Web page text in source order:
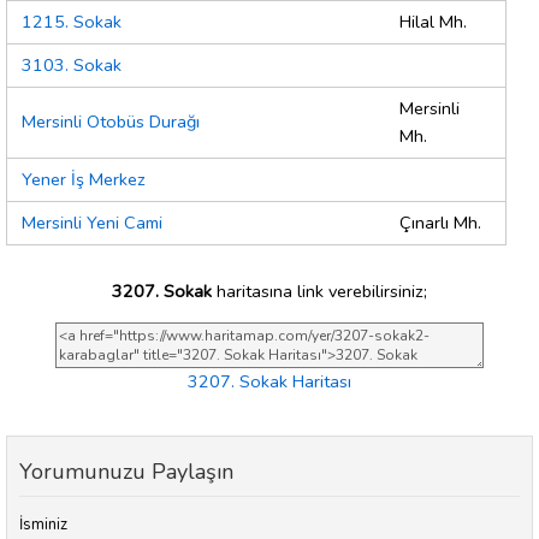
1215. Sokak
Hilal Mh.
3103. Sokak
Mersinli Otobüs Durağı
Mersinli
Mh.
Yener İş Merkez
Mersinli Yeni Cami
Çınarlı Mh.
3207. Sokak haritasına link verebilirsiniz;
3207. Sokak Haritası
Yorumunuzu Paylaşın
İsminiz